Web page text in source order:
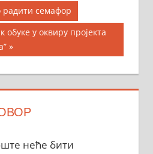
радити семафор
у оквиру пројекта
неће бити